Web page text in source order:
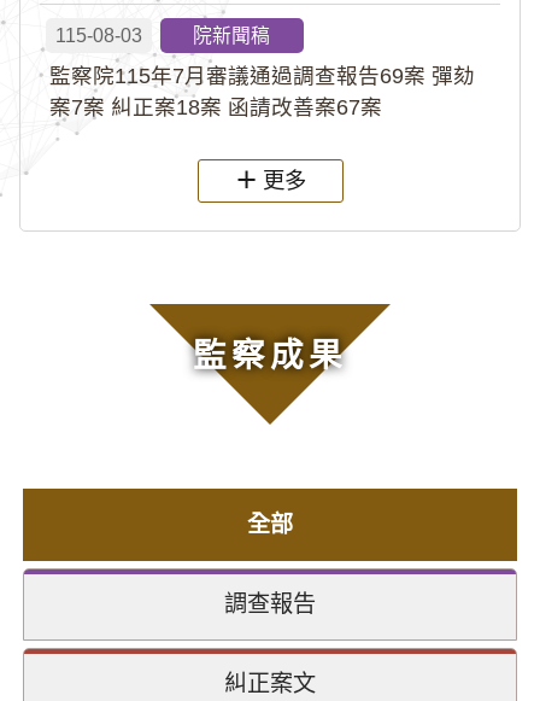
115-08-03 院新聞稿
監察院115年7月審議通過調查報告69案 彈劾
案7案 糾正案18案 函請改善案67案
更多
監察成果
全部
調查報告
糾正案文